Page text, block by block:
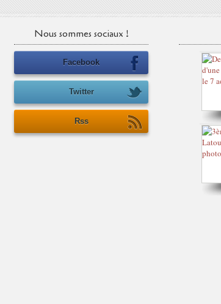
Nous sommes sociaux !
Facebook
Twitter
Rss